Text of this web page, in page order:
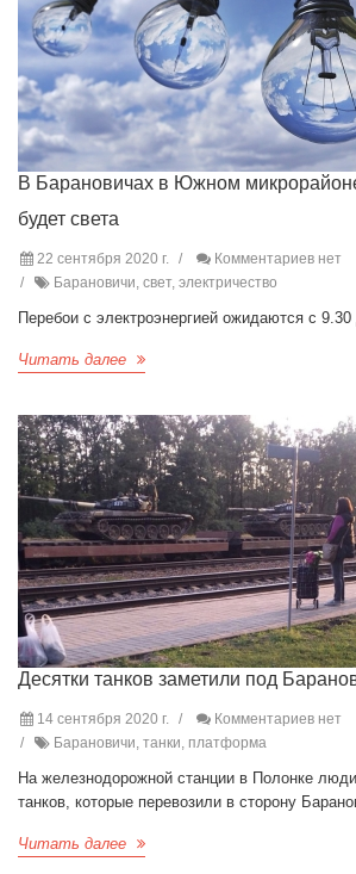
В Барановичах в Южном
будет света
22 сентября 2020 г.
Комментариев нет
Барановичи, свет, электричество
Перебои с электроэнергией ожидаются с
Читать далее
Десятки танков заметили под
14 сентября 2020 г.
Комментариев нет
Барановичи, танки, платформа
На железнодорожной станции в Полонке
танков, которые перевозили в сторону
Читать далее